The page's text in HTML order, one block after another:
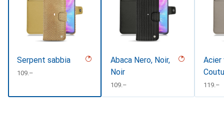
Serpent sabbia
CHF
109.–
Abaca Nero, Noir,
Noir
CHF
109.–
Acier
CHF
119.–